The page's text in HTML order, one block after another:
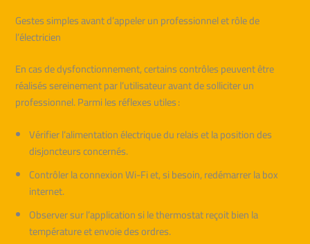
Gestes simples avant d’appeler un professionnel et rôle de
l’électricien
En cas de dysfonctionnement, certains contrôles peuvent être
réalisés sereinement par l’utilisateur avant de solliciter un
professionnel. Parmi les réflexes utiles :
Vérifier l’alimentation électrique du relais et la position des
disjoncteurs concernés.
Contrôler la connexion Wi-Fi et, si besoin, redémarrer la box
internet.
Observer sur l’application si le thermostat reçoit bien la
température et envoie des ordres.